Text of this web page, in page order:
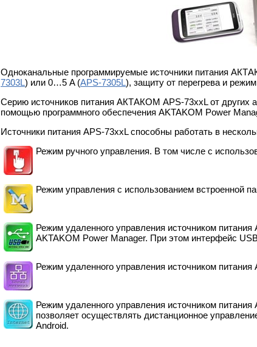
Одноканальные программируемые источники питания
7303L) или 0…5 A (APS-7305L), защиту от перегрева и
Серию источников питания АКТАКОМ APS-73xxL от других
помощью программного обеспечения AKTAKOM Power
Источники питания APS-73xxL способны работать в
Режим ручного управления. В том числе с
Режим управления с использованием встроенной
Режим удаленного управления источником
AKTAKOM Power Manager. При этом интерфейс
Режим удаленного управления источником
Режим удаленного управления источником
позволяет осуществлять дистанционное
Android.